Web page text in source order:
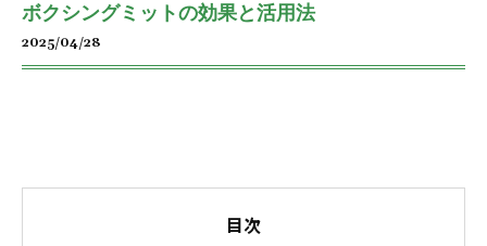
ボクシングミットの効果と活用法
2025/04/28
目次